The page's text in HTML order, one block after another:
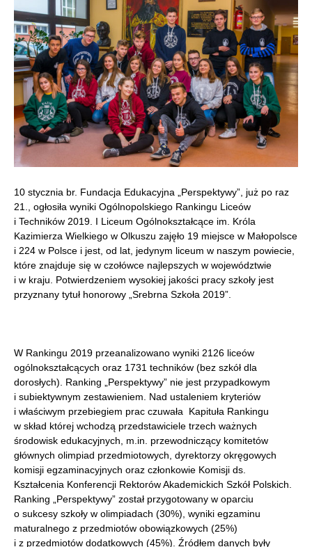
10 stycznia br. Fundacja Edukacyjna „Perspektywy”, już po raz
21., ogłosiła wyniki Ogólnopolskiego Rankingu Liceów
i Techników 2019. I Liceum Ogólnokształcące im. Króla
Kazimierza Wielkiego w Olkuszu zajęło 19 miejsce w Małopolsce
i 224 w Polsce i jest, od lat, jedynym liceum w naszym powiecie,
które znajduje się w czołówce najlepszych w województwie
i w kraju. Potwierdzeniem wysokiej jakości pracy szkoły jest
przyznany tytuł honorowy „Srebrna Szkoła 2019”.
W Rankingu 2019 przeanalizowano wyniki 2126 liceów
ogólnokształcących oraz 1731 techników (bez szkół dla
dorosłych). Ranking „Perspektywy” nie jest przypadkowym
i subiektywnym zestawieniem. Nad ustaleniem kryteriów
i właściwym przebiegiem prac czuwała Kapituła Rankingu
w skład której wchodzą przedstawiciele trzech ważnych
środowisk edukacyjnych, m.in. przewodniczący komitetów
głównych olimpiad przedmiotowych, dyrektorzy okręgowych
komisji egzaminacyjnych oraz członkowie Komisji ds.
Kształcenia Konferencji Rektorów Akademickich Szkół Polskich.
Ranking „Perspektywy” został przygotowany w oparciu
o sukcesy szkoły w olimpiadach (30%), wyniki egzaminu
maturalnego z przedmiotów obowiązkowych (25%)
i z przedmiotów dodatkowych (45%). Źródłem danych były